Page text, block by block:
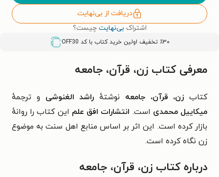
دریافت از بی‌نهایت
اشتراک بی‌نهایت چیست؟
٪۳۰ تخفیف اولین خرید کتاب با کد OFF30
معرفی کتاب زن، قرآن، جامعه
کتاب زن، قرآن، جامعه نوشتهٔ راشد الغنوشی و ترجمهٔ
میکاییل محمدی است. انتشارات افق علم این کتاب را روانهٔ
بازار کرده است. این اثر بر اساس منابع اهل سنت به موضوع
زن نگاه کرده است.
درباره کتاب زن، قرآن، جامعه